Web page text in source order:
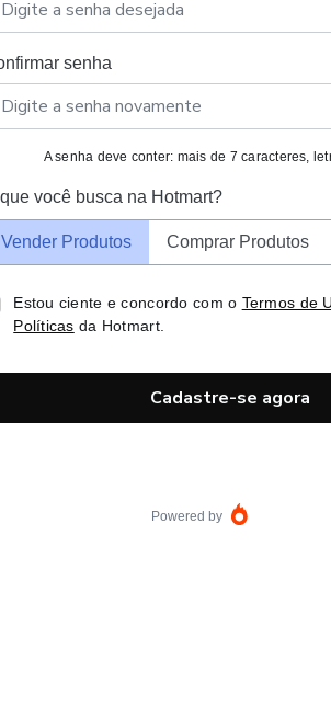
senha
A senha deve conter: mais de 7 caracteres,
você busca na Hotmart?
Vender Produtos Comprar Produtos
Estou ciente e concordo com o Termos de
Políticas da Hotmart.
Cadastre-se agora
Powered by